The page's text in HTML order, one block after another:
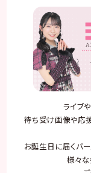
ライブ
待ち受け画像や応
お誕生日に届くバー
様々